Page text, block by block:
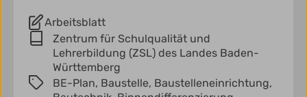
Arbeitsblatt
Zentrum für Schulqualität und
Lehrerbildung (ZSL) des Landes Baden-
Württemberg
BE-Plan, Baustelle, Baustelleneinrichtung,